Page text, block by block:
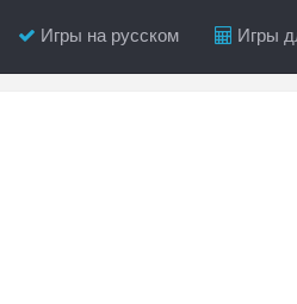
Игры на русском Игры